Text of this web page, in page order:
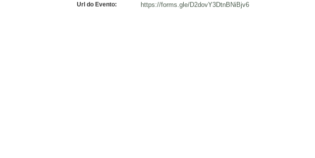
Url do Evento: https://forms.gle/D2dovY3DtnBNiBjv6